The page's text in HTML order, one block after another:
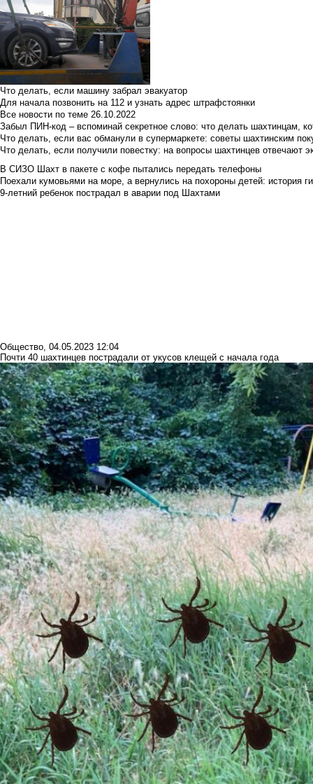
Что делать, если машину забрал эвакуатор
Для начала позвонить на 112 и узнать адрес штрафстоянки
Все новости по теме 26.10.2022
Забыл ПИН-код – вспоминай секретное слово: что делать шахтинцам,
Что делать, если вас обманули в супермаркете: советы шахтинским
Что делать, если получили повестку: на вопросы шахтинцев отвечают
В СИЗО Шахт в пакете с кофе пытались передать телефоны
Поехали кумовьями на море, а вернулись на похороны детей: история
9-летний ребенок пострадал в аварии под Шахтами
Общество, 04.05.2023 12:04
Почти 40 шахтинцев пострадали от укусов клещей с начала года